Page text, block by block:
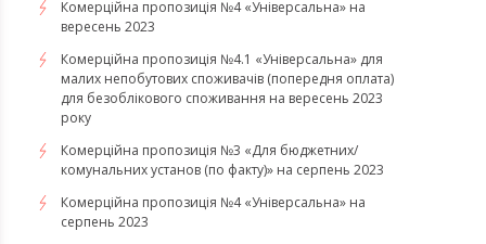
Комерційна пропозиція №4 «Універсальна» на
вересень 2023
Комерційна пропозиція №4.1 «Універсальна» для
малих непобутових споживачів (попередня оплата)
для безоблікового споживання на вересень 2023
року
Комерційна пропозиція №3 «Для бюджетних/
комунальних установ (по факту)» на серпень 2023
Комерційна пропозиція №4 «Універсальна» на
серпень 2023